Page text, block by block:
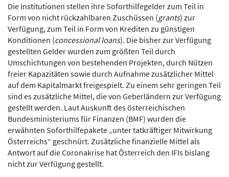
Die Institutionen stellen ihre Soforthilfegelder zum Teil in
Form von nicht rückzahlbaren Zuschüssen (grants) zur
Verfügung, zum Teil in Form von Krediten zu günstigen
Konditionen (concessional loans). Die bisher zur Verfügung
gestellten Gelder wurden zum größten Teil durch
Umschichtungen von bestehenden Projekten, durch Nützen
freier Kapazitäten sowie durch Aufnahme zusätzlicher Mittel
auf dem Kapitalmarkt freigespielt. Zu einem sehr geringen Teil
sind es zusätzliche Mittel, die von Geberländern zur Verfügung
gestellt werden. Laut Auskunft des österreichischen
Bundesministeriums für Finanzen (BMF) wurden die
erwähnten Soforthilfepakete „unter tatkräftiger Mitwirkung
Österreichs“ geschnürt. Zusätzliche finanzielle Mittel als
Antwort auf die Coronakrise hat Österreich den IFIs bislang
nicht zur Verfügung gestellt.